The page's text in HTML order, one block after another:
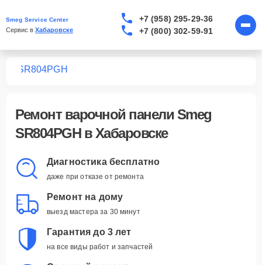
Smeg Service Center
Сервис в Хабаровске
+7 (958) 295-29-36
+7 (800) 302-59-91
SR804PGH
Ремонт варочной панели Smeg
SR804PGHв Хабаровске
Диагностика бесплатно
даже при отказе от ремонта
Ремонт на дому
выезд мастера за 30 минут
Гарантия до 3 лет
на все виды работ и запчастей